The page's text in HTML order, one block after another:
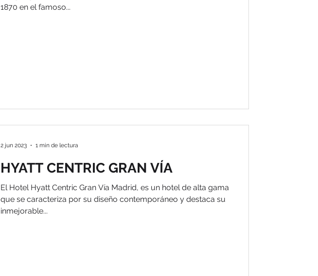
1870 en el famoso...
HYATT CENTRIC GRAN VÍA
El Hotel Hyatt Centric Gran Vía Madrid, es un hotel de alta gama
que se caracteriza por su diseño contemporáneo y destaca su
inmejorable...
2 jun 2023 1 min de lectura